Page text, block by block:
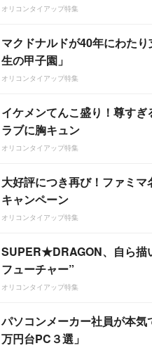
オリコンタイアップ特集
マクドナルドが40年にわた
生の甲子園」
オリコンタイアップ特集
イケメンてんこ盛り！尊すぎ
ラブに胸キュン
オリコンタイアップ特集
大好評につき再び！ファミマ
キャンペーン
オリコンタイアップ特集
SUPER★DRAGON、自ら描
フューチャー”
オリコンタイアップ特集
パソコンメーカー社員が本気
万円台PC３選」